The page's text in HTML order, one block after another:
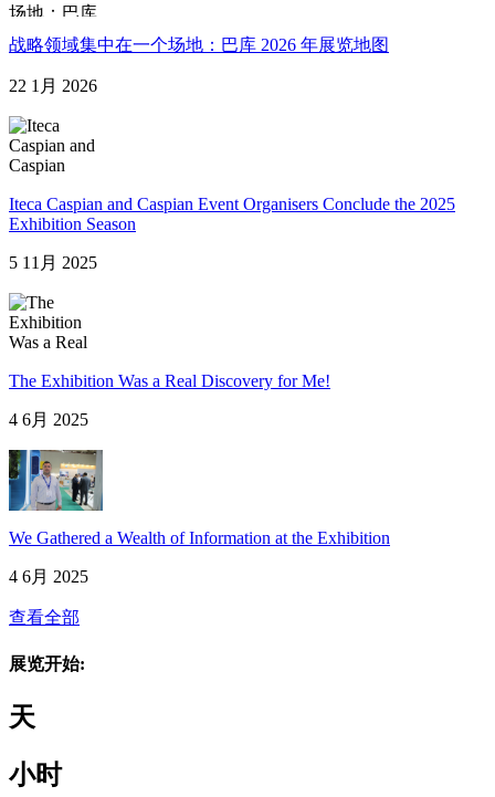
战略领域集中在一个场地：巴库 2026 年展览地图
22 1月 2026
Iteca Caspian and Caspian Event Organisers Conclude the 2025
Exhibition Season
5 11月 2025
The Exhibition Was a Real Discovery for Me!
4 6月 2025
We Gathered a Wealth of Information at the Exhibition
4 6月 2025
查看全部
展览开始:
天
小时